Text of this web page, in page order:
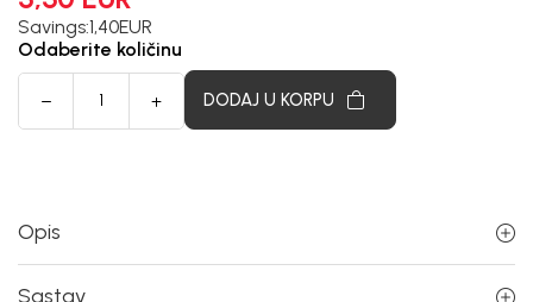
Savings:1,40EUR
Odaberite količinu
DODAJ U KORPU
Opis
Sastav